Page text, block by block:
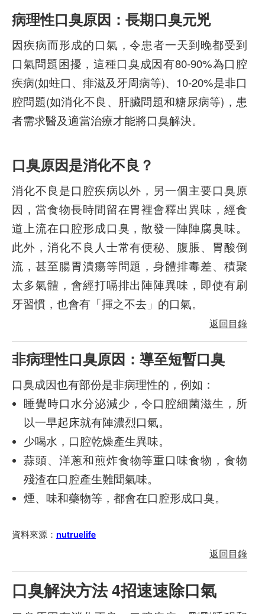
病理性口臭原因：長期口臭元兇
因疾病而形成的口氣，令患者一天到晚都受到
口氣問題困擾，這種口臭成因有80-90%為口腔
疾病(如蛀口、痱滋及牙周病等)、10-20%是非口
腔問題(如消化不良、肝臟問題和糖尿病等)，患
者需求醫及適當治療才能將口臭解決。
口臭原因是消化不良？
消化不良是口腔疾病以外，另一個主要口臭原
因，當食物長時間留在胃裡會釋出異味，經食
道上流在口腔形成口臭，散發一陣陣腐臭味。
此外，消化不良人士常有便秘、腹脹、胃酸倒
流，甚至腸胃潰瘍等問題，身體排毒差、積聚
太多氣體，會經打嗝排出陣陣異味，即使有刷
牙習慣，也會有「揮之不去」的口氣。
返回目錄
非病理性口臭原因：導至短暫口臭
口臭成因也有部份是非病理性的，例如：
睡覺時口水分泌減少，令口腔細菌滋生，所
以一早起床就有陣濃烈口氣。
少喝水，口腔乾燥產生異味。
蒜頭、洋蔥和煎炸食物等重口味食物，食物
殘渣在口腔產生難聞氣味。
煙、味和藥物等，都會在口腔形成口臭。
資料來源： nutruelife
返回目錄
口臭解決方法 4招速速除口氣